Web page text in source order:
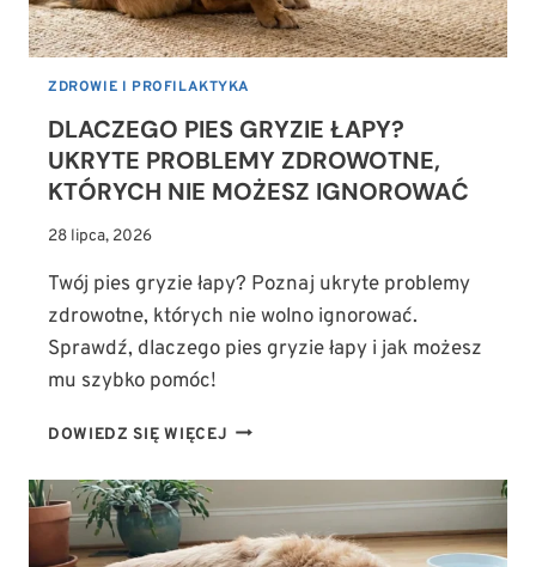
ZDROWIE I PROFILAKTYKA
DLACZEGO PIES GRYZIE ŁAPY?
UKRYTE PROBLEMY ZDROWOTNE,
KTÓRYCH NIE MOŻESZ IGNOROWAĆ
28 lipca, 2026
Twój pies gryzie łapy? Poznaj ukryte problemy
zdrowotne, których nie wolno ignorować.
Sprawdź, dlaczego pies gryzie łapy i jak możesz
mu szybko pomóc!
DOWIEDZ SIĘ WIĘCEJ DLACZEGO
GRYZIE
ŁAPY?
UKRYTE
PROBLEMY